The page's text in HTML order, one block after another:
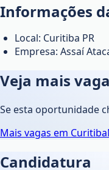
Informações
Local: Curitiba PR
Empresa: Assaí
Veja mais
Se esta oportunidade
Mais vagas em Curitiba
Candidatura